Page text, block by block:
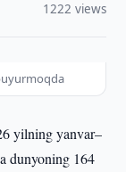
1222 views
yilning yanvar–
dunyoning 164